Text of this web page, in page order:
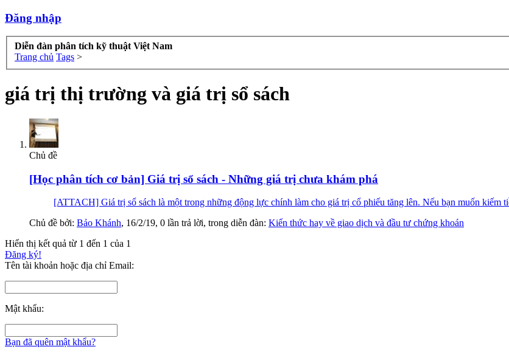
Đăng nhập
Diễn đàn phân tích kỹ thuật Việt Nam
Trang chủ Tags >
giá trị thị trường và giá trị sổ sách
Chủ đề
[Học phân tích cơ bản] Giá trị sổ sách - Những giá trị chưa khám phá
[ATTACH] Giá trị sổ sách là một trong những động lực chính làm cho giá trị cổ phiếu tăng lên. Nếu bạn muốn kiếm
Chủ đề bởi: Bảo Khánh, 16/2/19, 0 lần trả lời, trong diễn đàn: Kiến thức hay về giao dịch và đầu tư chứng khoán
Hiển thị kết quả từ 1 đến 1 của 1
Đăng ký!
Tên tài khoản hoặc địa chỉ Email:
Mật khẩu:
Bạn đã quên mật khẩu?